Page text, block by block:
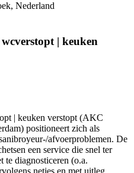
Nederland
| keuken
| keuken verstopt (AKC
positioneert zich als
afvoerproblemen. De
een service die snel ter
te diagnosticeren (o.a.